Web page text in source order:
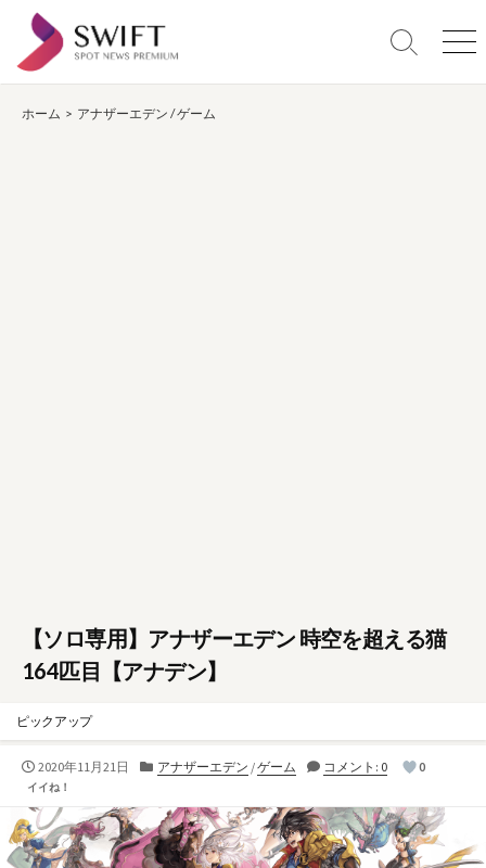
テ
検
メ
ホーム > アナザーエデン /ゲーム
【ソロ専用】アナザーエデン 時空を超える猫
164匹目【アナデン】
ピックアップ
公
開
日
2020年11月21日
カ
ゴ
リ
ー
アナザーエデン /ゲーム コメント: 0 0
イイね！